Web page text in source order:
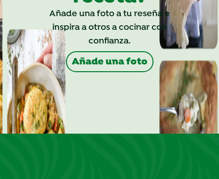
Añade una foto a tu reseña e
inspira a otros a cocinar con
confianza.
Añade una foto